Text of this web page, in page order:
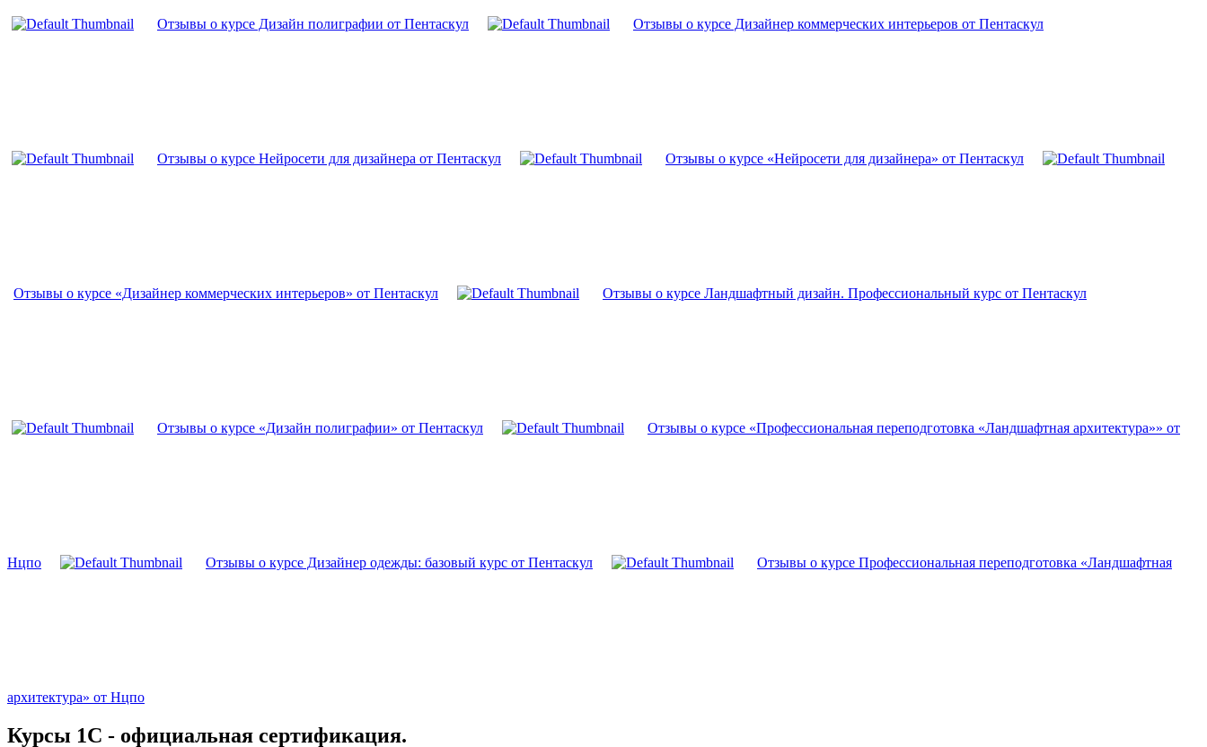
Отзывы о курсе Дизайн полиграфии от Пентаскул Отзывы о курсе Дизайнер коммерческих интерьеров от Пентаскул
Отзывы о курсе Нейросети для дизайнера от Пентаскул Отзывы о курсе «Нейросети для дизайнера» от Пентаскул
Отзывы о курсе «Дизайнер коммерческих интерьеров» от Пентаскул Отзывы о курсе Ландшафтный дизайн. Профессиональный курс от Пентаскул
Отзывы о курсе «Дизайн полиграфии» от Пентаскул Отзывы о курсе «Профессиональная переподготовка «Ландшафтная архитектура»» от
Нцпо Отзывы о курсе Дизайнер одежды: базовый курс от Пентаскул Отзывы о курсе Профессиональная переподготовка «Ландшафтная
архитектура» от Нцпо
Курсы 1С - официальная сертификация.